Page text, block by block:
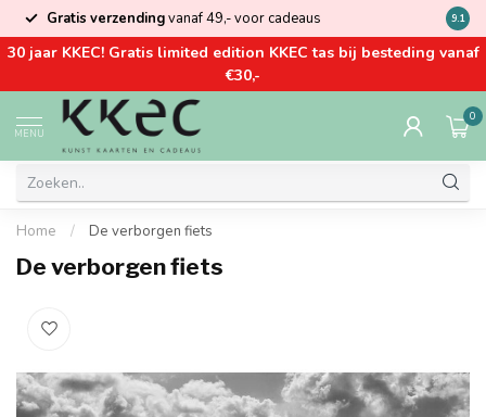
Gratis verzendingvanaf 49,- voor cadeaus Kom
9.1
30 jaar KKEC! Gratis limited edition KKEC tas bij besteding vanaf
€30,-
MENU
0
Home / De verborgen fiets
De verborgen fiets